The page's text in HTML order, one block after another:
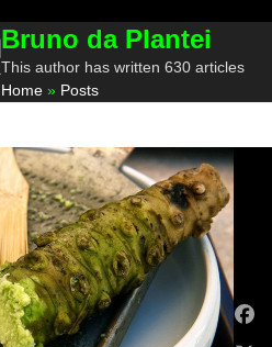
Bruno da Plantei
This author has written 630 articles
Home » Posts